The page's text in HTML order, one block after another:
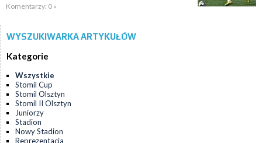
Komentarzy: 0 »
WYSZUKIWARKA ARTYKUŁÓW
Kategorie
Wszystkie
Stomil Cup
Stomil Olsztyn
Stomil II Olsztyn
Juniorzy
Stadion
Nowy Stadion
Reprezentacja